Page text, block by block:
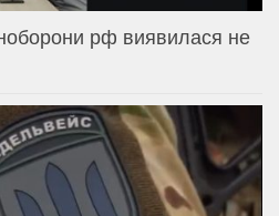
рф виявилася не